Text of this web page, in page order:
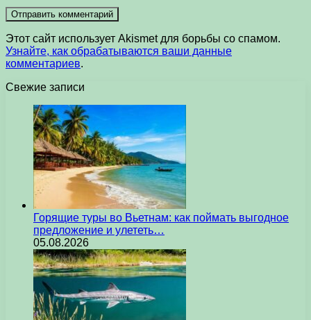
Этот сайт использует Akismet для борьбы со спамом.
Узнайте, как обрабатываются ваши данные
комментариев.
Свежие записи
Горящие туры во Вьетнам: как поймать выгодное
предложение и улететь…
05.08.2026